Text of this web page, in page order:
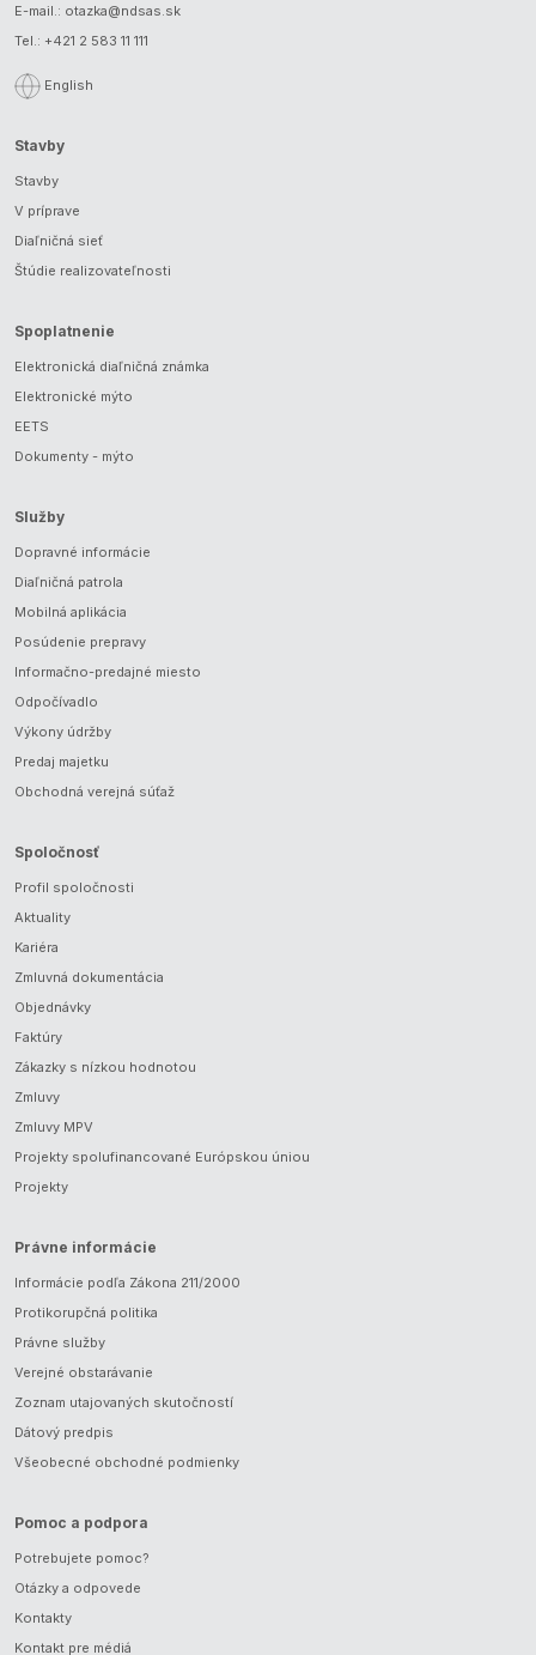
E-mail.: otazka@ndsas.sk
Tel.: +421 2 583 11 111
English
Stavby
Stavby
V príprave
Diaľničná sieť
Štúdie realizovateľnosti
Spoplatnenie
Elektronická diaľničná známka
Elektronické mýto
EETS
Dokumenty - mýto
Služby
Dopravné informácie
Diaľničná patrola
Mobilná aplikácia
Posúdenie prepravy
Informačno-predajné miesto
Odpočívadlo
Výkony údržby
Predaj majetku
Obchodná verejná súťaž
Spoločnosť
Profil spoločnosti
Aktuality
Kariéra
Zmluvná dokumentácia
Objednávky
Faktúry
Zákazky s nízkou hodnotou
Zmluvy
Zmluvy MPV
Projekty spolufinancované Európskou úniou
Projekty
Právne informácie
Informácie podľa Zákona 211/2000
Protikorupčná politika
Právne služby
Verejné obstarávanie
Zoznam utajovaných skutočností
Dátový predpis
Všeobecné obchodné podmienky
Pomoc a podpora
Potrebujete pomoc?
Otázky a odpovede
Kontakty
Kontakt pre médiá